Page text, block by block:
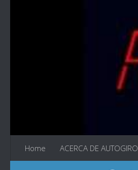
Home ACERCA DE AUTOGIRO